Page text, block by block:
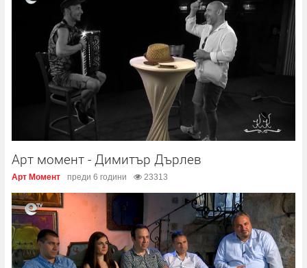
Арт момент - Димитър Дърлев
Арт Момент преди 6 години 23313